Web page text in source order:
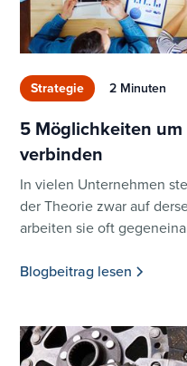
Strategie 2 Minuten
5 Möglichkeiten
verbinden
In vielen Unternehmen
der Theorie zwar auf
arbeiten sie oft
Blogbeitrag lesen